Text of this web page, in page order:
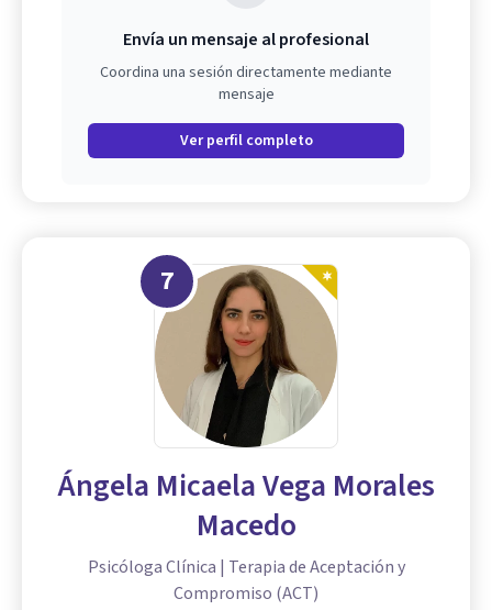
Envía un mensaje al profesional
Coordina una sesión directamente mediante
mensaje
Ver perfil completo
7
Ángela Micaela Vega Morales
Macedo
Psicóloga Clínica | Terapia de Aceptación y
Compromiso (ACT)